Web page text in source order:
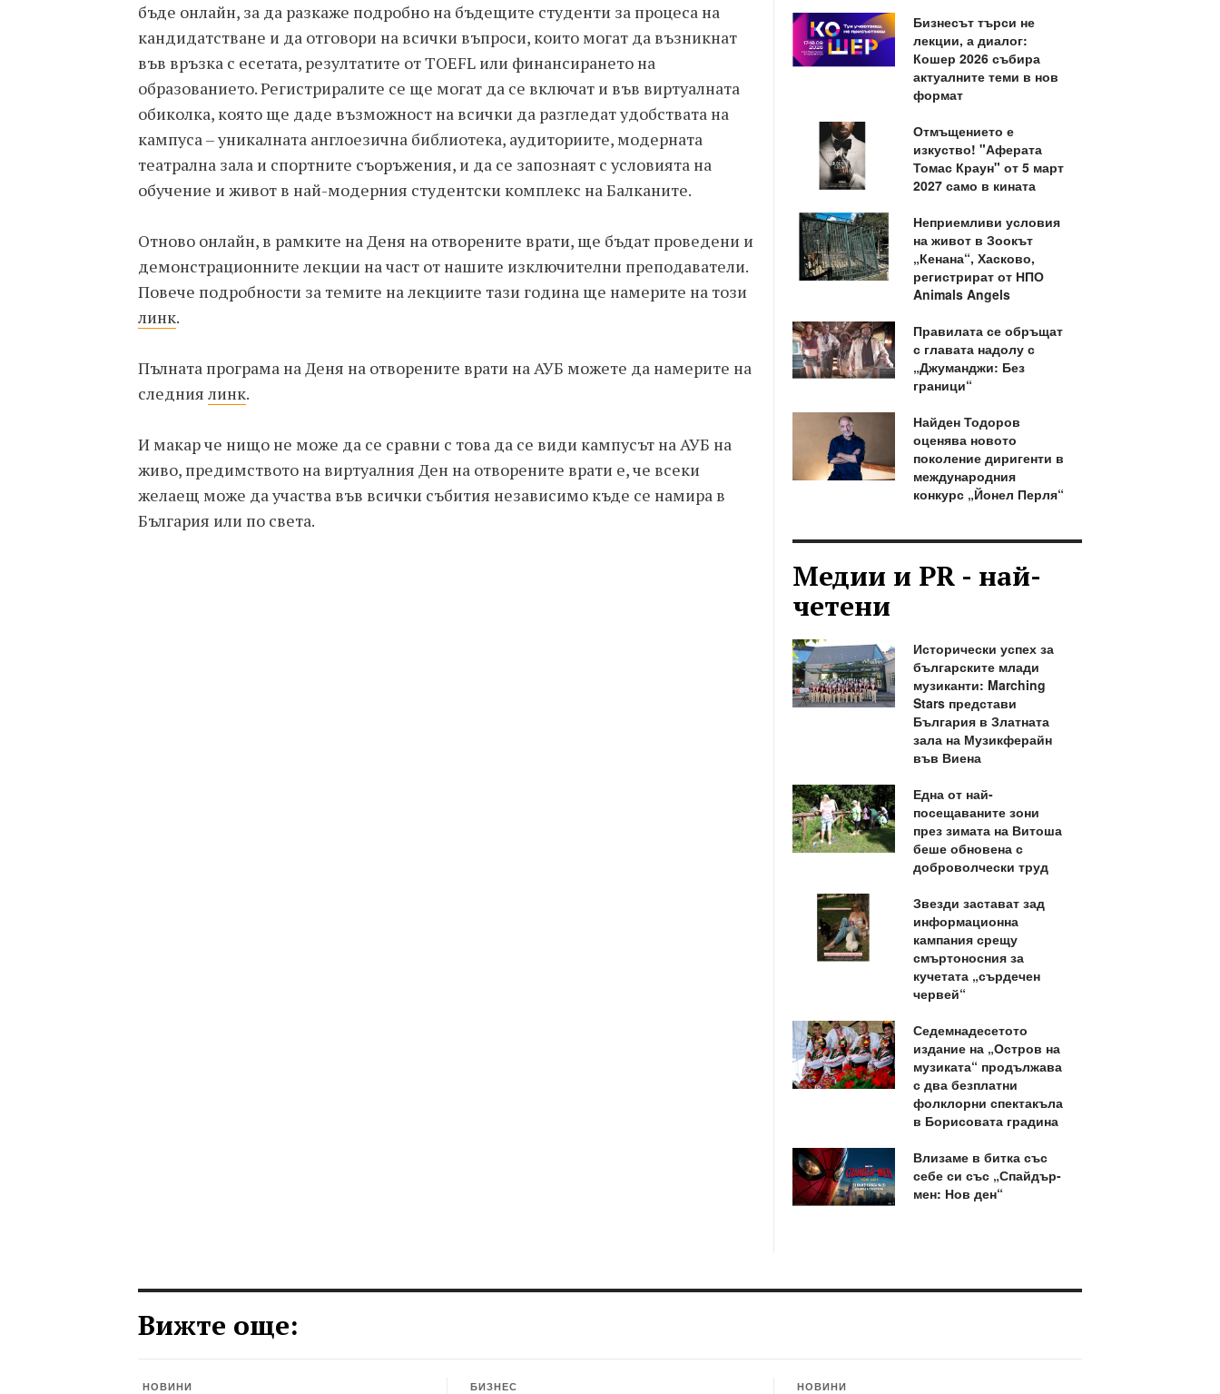
бъде онлайн, за да разкаже подробно на бъдещите студенти за процеса на
кандидатстване и да отговори на всички въпроси, които могат да възникнат
във връзка с есетата, резултатите от TOEFL или финансирането на
образованието. Регистриралите се ще могат да се включат и във виртуалната
обиколка, която ще даде възможност на всички да разгледат удобствата на
кампуса – уникалната англоезична библиотека, аудиториите, модерната
театрална зала и спортните съоръжения, и да се запознаят с условията на
обучение и живот в най-модерния студентски комплекс на Балканите.
Отново онлайн, в рамките на Деня на отворените врати, ще бъдат проведени и
демонстрационните лекции на част от нашите изключителни преподаватели.
Повече подробности за темите на лекциите тази година ще намерите на този
линк.
Пълната програма на Деня на отворените врати на АУБ можете да намерите на
следния линк.
И макар че нищо не може да се сравни с това да се види кампусът на АУБ на
живо, предимството на виртуалния Ден на отворените врати е, че всеки
желаещ може да участва във всички събития независимо къде се намира в
България или по света.
Бизнесът търси не
лекции, а диалог:
Кошер 2026 събира
актуалните теми в нов
формат
Отмъщението е
изкуство! "Аферата
Томас Краун" от 5 март
2027 само в кината
Неприемливи условия
на живот в Зоокът
„Кенана“, Хасково,
регистрират от НПО
Animals Angels
Правилата се обръщат
с главата надолу с
„Джуманджи: Без
граници“
Найден Тодоров
оценява новото
поколение диригенти в
международния
конкурс „Йонел Перля“
Медии и PR - най-
четени
Исторически успех за
българските млади
музиканти: Marching
Stars представи
България в Златната
зала на Музикферайн
във Виена
Една от най-
посещаваните зони
през зимата на Витоша
беше обновена с
доброволчески труд
Звезди застават зад
информационна
кампания срещу
смъртоносния за
кучетата „сърдечен
червей“
Седемнадесетото
издание на „Остров на
музиката“ продължава
с два безплатни
фолклорни спектакъла
в Борисовата градина
Влизаме в битка със
себе си със „Спайдър-
мен: Нов ден“
Вижте още:
НОВИНИ БИЗНЕС НОВИНИ